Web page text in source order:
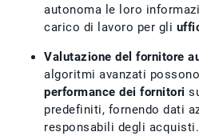
autonoma le loro
carico di lavoro per gli
Valutazione del fornitore
algoritmi avanzati
performance dei fornitori
predefiniti, fornendo dati
responsabili degli acquisti.